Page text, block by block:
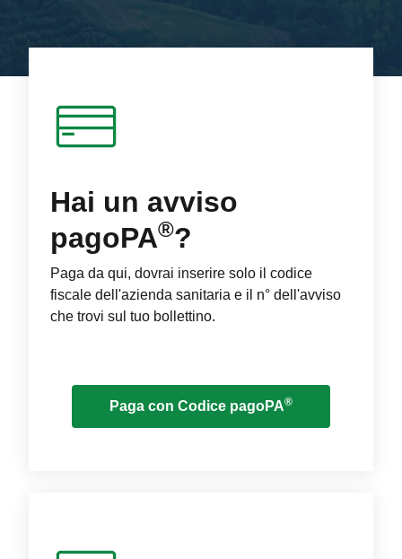
Hai un avviso
pagoPA®?
Paga da qui, dovrai inserire solo il codice
fiscale dell'azienda sanitaria e il n° dell'avviso
che trovi sul tuo bollettino.
Paga con Codice pagoPA®